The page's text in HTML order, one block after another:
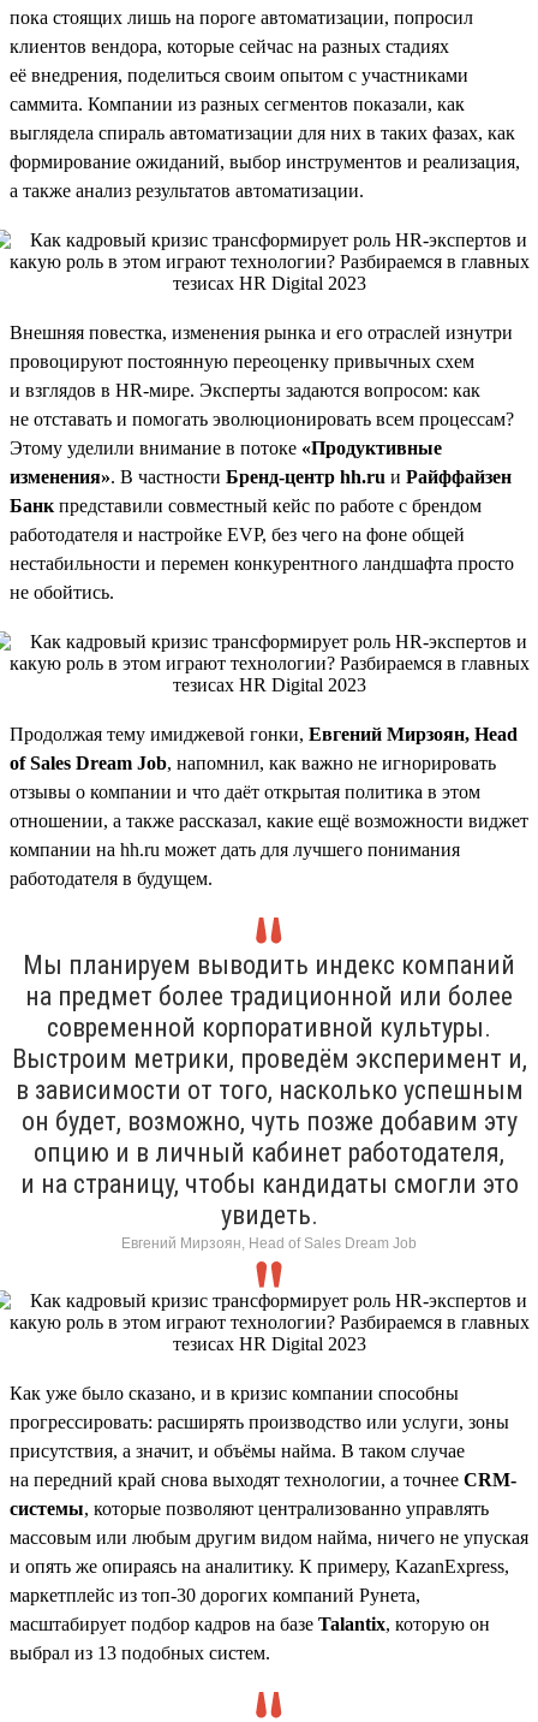
пока стоящих лишь на пороге автоматизации, попросил
клиентов вендора, которые сейчас на разных стадиях
её внедрения, поделиться своим опытом с участниками
саммита. Компании из разных сегментов показали, как
выглядела спираль автоматизации для них в таких фазах, как
формирование ожиданий, выбор инструментов и реализация,
а также анализ результатов автоматизации.
Внешняя повестка, изменения рынка и его отраслей изнутри
провоцируют постоянную переоценку привычных схем
и взглядов в HR-мире. Эксперты задаются вопросом: как
не отставать и помогать эволюционировать всем процессам?
Этому уделили внимание в потоке «Продуктивные
изменения». В частности Бренд-центр hh.ru и Райффайзен
Банк представили совместный кейс по работе с брендом
работодателя и настройке EVP, без чего на фоне общей
нестабильности и перемен конкурентного ландшафта просто
не обойтись.
Продолжая тему имиджевой гонки, Евгений Мирзоян, Head
of Sales Dream Job, напомнил, как важно не игнорировать
отзывы о компании и что даёт открытая политика в этом
отношении, а также рассказал, какие ещё возможности виджет
компании на hh.ru может дать для лучшего понимания
работодателя в будущем.
Мы планируем выводить индекс компаний
на предмет более традиционной или более
современной корпоративной культуры.
Выстроим метрики, проведём эксперимент и,
в зависимости от того, насколько успешным
он будет, возможно, чуть позже добавим эту
опцию и в личный кабинет работодателя,
и на страницу, чтобы кандидаты смогли это
увидеть.
Евгений Мирзоян, Head of Sales Dream Job
Как уже было сказано, и в кризис компании способны
прогрессировать: расширять производство или услуги, зоны
присутствия, а значит, и объёмы найма. В таком случае
на передний край снова выходят технологии, а точнее CRM-
системы, которые позволяют централизованно управлять
массовым или любым другим видом найма, ничего не упуская
и опять же опираясь на аналитику. К примеру, KazanExpress,
маркетплейс из топ-30 дорогих компаний Рунета,
масштабирует подбор кадров на базе Talantix, которую он
выбрал из 13 подобных систем.